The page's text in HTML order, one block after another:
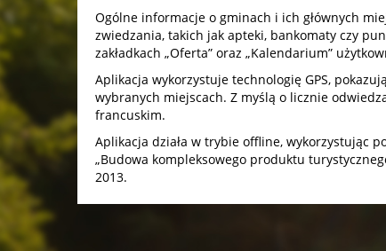
Ogólne informacje o gminach i ich głównych
zwiedzania, takich jak apteki, bankomaty czy
zakładkach „Oferta” oraz „Kalendarium”
Aplikacja wykorzystuje technologię GPS,
wybranych miejscach. Z myślą o licznie
francuskim.
Aplikacja działa w trybie offline, wykorzystując
„Budowa kompleksowego produktu
2013.